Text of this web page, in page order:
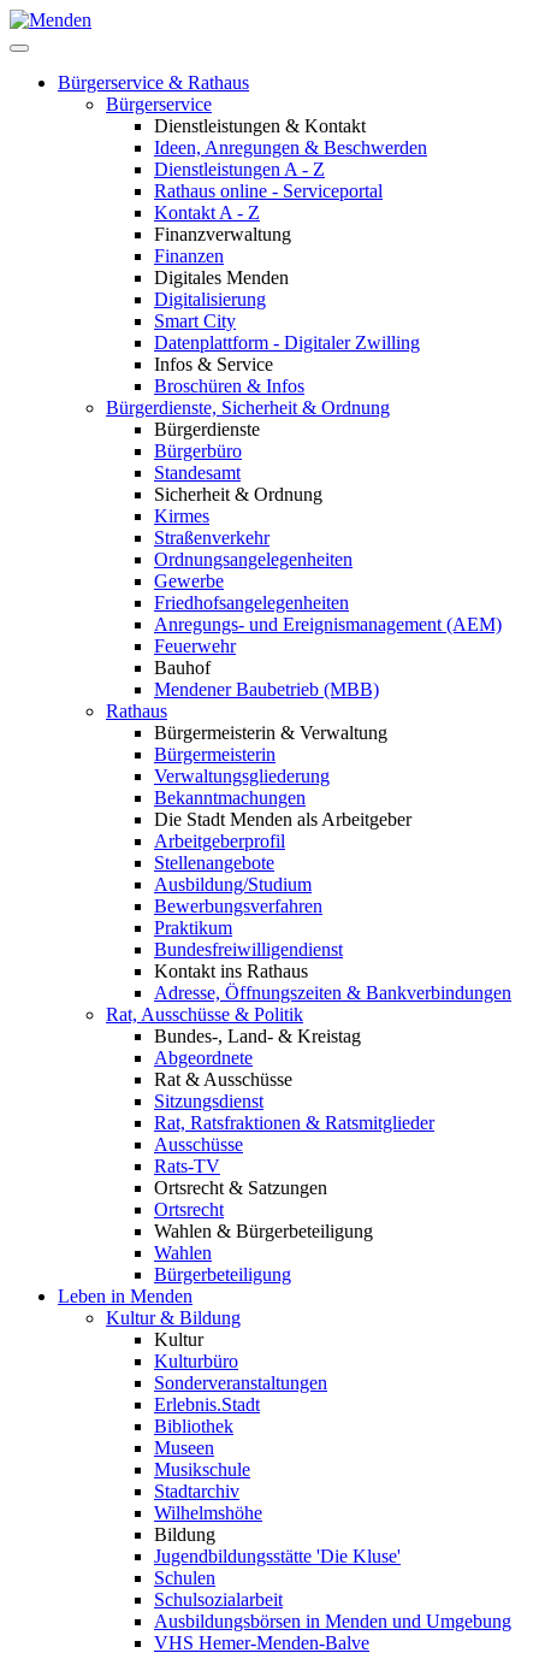
Bürgerservice & Rathaus
Bürgerservice
Dienstleistungen & Kontakt
Ideen, Anregungen & Beschwerden
Dienstleistungen A - Z
Rathaus online - Serviceportal
Kontakt A - Z
Finanzverwaltung
Finanzen
Digitales Menden
Digitalisierung
Smart City
Datenplattform - Digitaler Zwilling
Infos & Service
Broschüren & Infos
Bürgerdienste, Sicherheit & Ordnung
Bürgerdienste
Bürgerbüro
Standesamt
Sicherheit & Ordnung
Kirmes
Straßenverkehr
Ordnungsangelegenheiten
Gewerbe
Friedhofsangelegenheiten
Anregungs- und Ereignismanagement (AEM)
Feuerwehr
Bauhof
Mendener Baubetrieb (MBB)
Rathaus
Bürgermeisterin & Verwaltung
Bürgermeisterin
Verwaltungsgliederung
Bekanntmachungen
Die Stadt Menden als Arbeitgeber
Arbeitgeberprofil
Stellenangebote
Ausbildung/Studium
Bewerbungsverfahren
Praktikum
Bundesfreiwilligendienst
Kontakt ins Rathaus
Adresse, Öffnungszeiten & Bankverbindungen
Rat, Ausschüsse & Politik
Bundes-, Land- & Kreistag
Abgeordnete
Rat & Ausschüsse
Sitzungsdienst
Rat, Ratsfraktionen & Ratsmitglieder
Ausschüsse
Rats-TV
Ortsrecht & Satzungen
Ortsrecht
Wahlen & Bürgerbeteiligung
Wahlen
Bürgerbeteiligung
Leben in Menden
Kultur & Bildung
Kultur
Kulturbüro
Sonderveranstaltungen
Erlebnis.Stadt
Bibliothek
Museen
Musikschule
Stadtarchiv
Wilhelmshöhe
Bildung
Jugendbildungsstätte 'Die Kluse'
Schulen
Schulsozialarbeit
Ausbildungsbörsen in Menden und Umgebung
VHS Hemer-Menden-Balve